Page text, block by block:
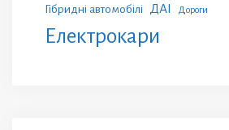
Гібридні автомобілі ДАІ Дороги
Електрокари